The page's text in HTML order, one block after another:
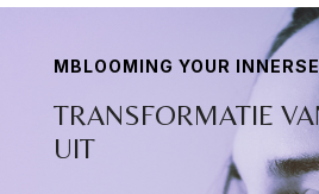
MBLOOMING YOUR
TRANSFORMATIE
UIT